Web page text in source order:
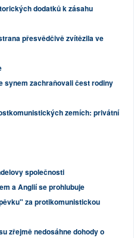
dodatků k zásahu
přesvědčivě zvítězila ve
synem zachraňovali čest rodiny
zemích: privátní
společnosti
a Anglií se prohlubuje
za protikomunistickou
zřejmě nedosáhne dohody o